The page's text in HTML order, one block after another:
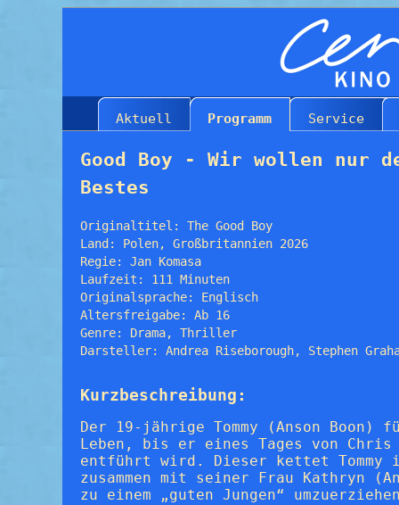
Aktuell Programm Service
Good Boy - Wir wollen nur
Bestes
Originaltitel: The Good Boy
Land: Polen, Großbritannien 2026
Regie: Jan Komasa
Laufzeit: 111 Minuten
Originalsprache: Englisch
Altersfreigabe: Ab 16
Genre: Drama, Thriller
Darsteller: Andrea Riseborough, Stephen
Kurzbeschreibung:
Der 19-jährige Tommy (Anson
Leben, bis er eines Tages von Chris
entführt wird. Dieser kettet Tommy
zusammen mit seiner Frau Kathryn
zu einem „guten Jungen“